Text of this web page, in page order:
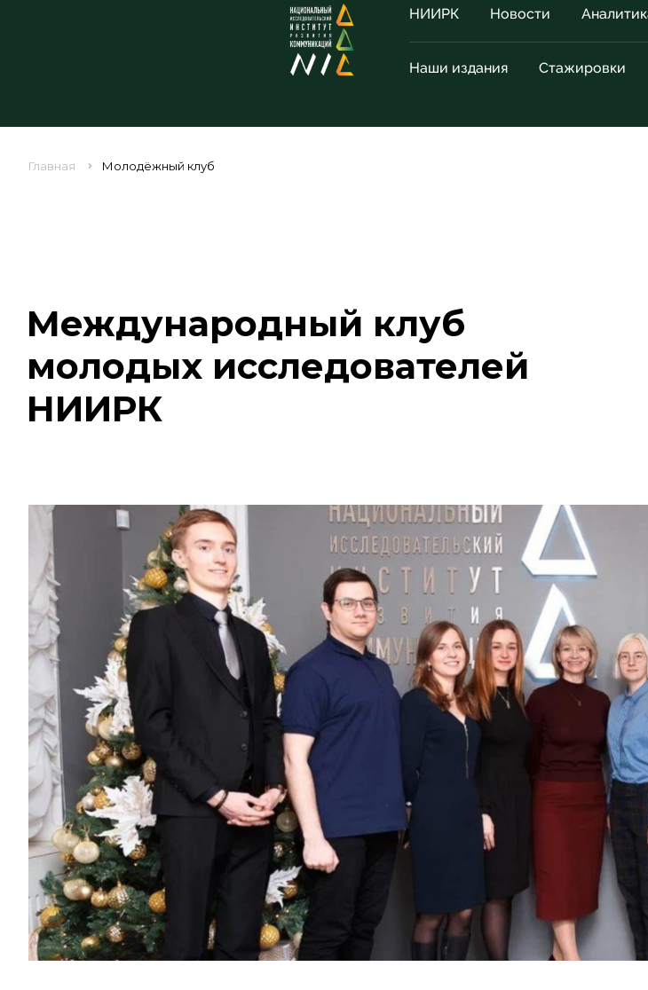
НИИРК Новости
Наши издания Стажировки
Главная Молодёжный клуб
Международный клуб
молодых исследователей
НИИРК